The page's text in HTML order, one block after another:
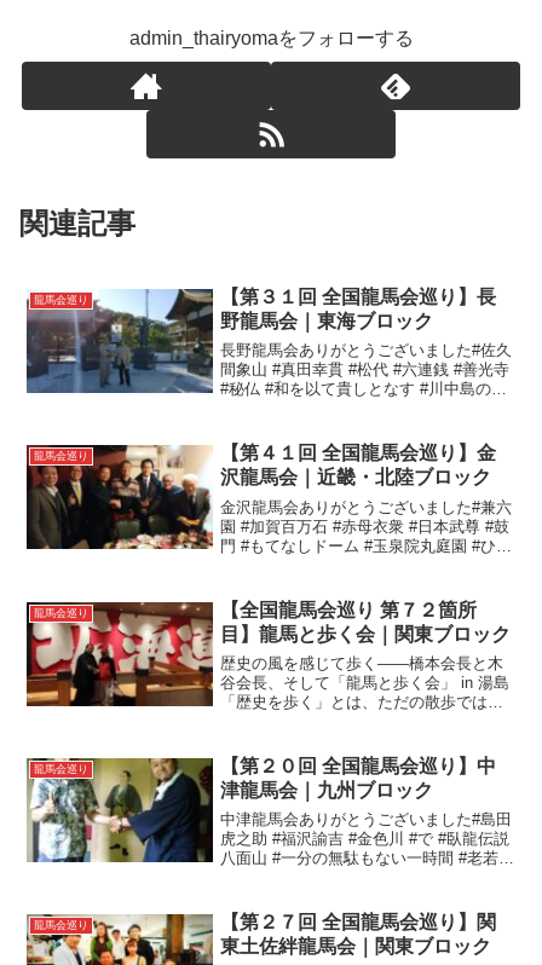
admin_thairyomaをフォローする
関連記事
龍馬会巡り
【第３１回 全国龍馬会巡り】長
野龍馬会｜東海ブロック
長野龍馬会ありがとうございました#佐久
間象山 #真田幸貫 #松代 #六連銭 #善光寺
#秘仏 #和を以て貴しとなす #川中島の戦
龍馬会巡り
【第４１回 全国龍馬会巡り】金
沢龍馬会｜近畿・北陸ブロック
金沢龍馬会ありがとうございました#兼六
園 #加賀百万石 #赤母衣衆 #日本武尊 #鼓
門 #もてなしドーム #玉泉院丸庭園 #ひが
会巡り#金沢龍馬会
龍馬会巡り
【全国龍馬会巡り 第７２箇所
目】龍馬と歩く会｜関東ブロック
歴史の風を感じて歩く――橋本会長と木
谷会長、そして「龍馬と歩く会」 in 湯島
「歴史を歩く」とは、ただの散歩ではな
「龍馬と歩く会」。歴史を愛し、志を語
り合う同志たちが、...
龍馬会巡り
【第２０回 全国龍馬会巡り】中
津龍馬会｜九州ブロック
中津龍馬会ありがとうございました#島田
虎之助 #福沢諭吉 #金色川 #で #臥龍伝説
八面山 #一分の無駄もない一時間 #老若男
龍馬会巡り
【第２７回 全国龍馬会巡り】関
東土佐絆龍馬会｜関東ブロック